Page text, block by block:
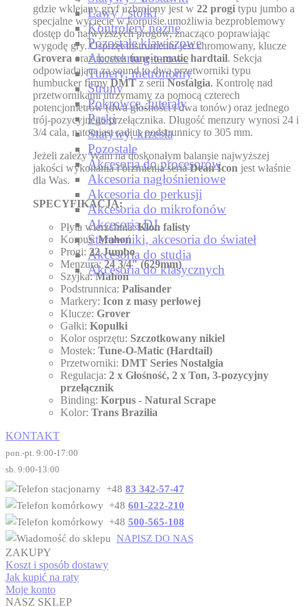
Ławy / stołki
Kontrolery nożne
Pozostałe klawiszowe
Akcesoria gitarowe
Tunery, metronomy
Struny
Pokrowce, futerały
Paski
Statywy, krzesła
Pozostale
Akcesoria do procesorów
Akcesoria nagłośnieniowe
Akcesoria do perkusji
Akcesoria do mikrofonów
Akcesoria DJ
Sterowniki, akcesoria do świateł
Akcesoria do studia
Akcesoria do klasycznych
gdzie wklejany gryf uzbrojony jest w 22 progi typu jumbo a
specjalne wycięcie w korpusie umożliwia bezproblemowy
dostęp do najwyższych progów, znacząco poprawiając
wygodę gry. Osprzęt instrumentu jest chromowany, klucze
Grovera oraz mostektune-o-matic hardtail. Sekcja
odpowiadająca za sound to dwa przetworniki typu
humbucker firmyDMTz seriiNostalgia. Kontrolę nad
przetwornikami utrzymamy za pomocą czterech
potencjometrów (dwa głośności i dwa tonów) oraz jednego
trój-pozycyjnego przełącznika. Długość menzury wynosi 24 i
3/4 cala, natomiast radius podstrunnicy to 305 mm.
Jeżeli zależy Wam na doskonałym balansie najwyższej
jakości wykonania i brzmienia seriaDean Icon jest właśnie
dla Was.
SPECYFIKACJA:
Płyta wierzchnia:Klon falisty
Korpus:Mahoń
Progi: 22 Jumbo
Menzura:24 3/4" (629mm)
Szyjka:Mahoń
Podstrunnica: Palisander
Markery: Icon z masy perłowej
Klucze: Grover
Gałki: Kopułki
Kolor osprzętu: Szczotkowany nikiel
Mostek: Tune-O-Matic (Hardtail)
Przetworniki: DMT Series Nostalgia
Regulacja: 2 x Głośność, 2 x Ton, 3-pozycyjny
przełącznik
Binding: Korpus - Natural Scrape
Kolor: Trans Brazilia
KONTAKT
pon.-pt. 9:00-17:00
sb. 9:00-13:00
+48 83 342-57-47
+48 601-222-210
+48 500-565-108
NAPISZ DO NAS
ZAKUPY
Koszt i sposób dostawy
Jak kupić na raty
Moje konto
NASZ SKLEP